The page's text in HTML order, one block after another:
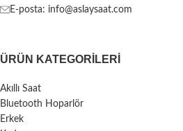
E-posta: info@aslaysaat.com
ÜRÜN KATEGORILERI
Akıllı Saat
Bluetooth Hoparlör
Erkek